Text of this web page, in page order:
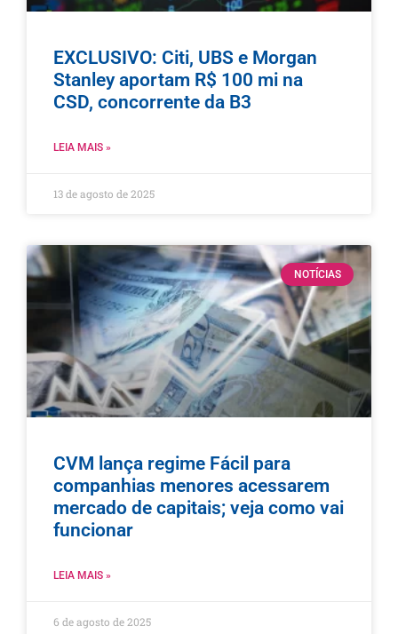
EXCLUSIVO: Citi, UBS e Morgan
Stanley aportam R$ 100 mi na
CSD, concorrente da B3
LEIA MAIS »
13 de agosto de 2025
NOTÍCIAS
CVM lança regime Fácil para
companhias menores acessarem
mercado de capitais; veja como vai
funcionar
LEIA MAIS »
6 de agosto de 2025